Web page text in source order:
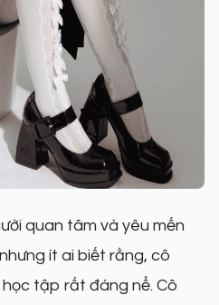
quan tâm và yêu mến
ít ai biết rằng, cô
tập rất đáng nể. Cô